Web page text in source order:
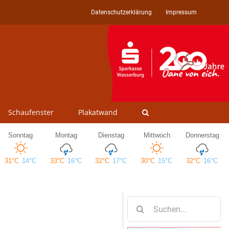
Datenschutzerklärung Impressum
Schaufenster Plakatwand
nach: